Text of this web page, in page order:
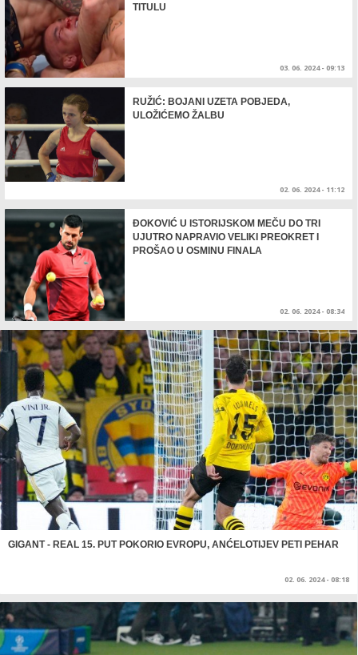
TITULU
03. 06. 2024 - 09:13
RUŽIĆ: BOJANI UZETA POBJEDA,
ULOŽIĆEMO ŽALBU
02. 06. 2024 - 11:12
ĐOKOVIĆ U ISTORIJSKOM MEČU DO TRI
UJUTRO NAPRAVIO VELIKI PREOKRET I
PROŠAO U OSMINU FINALA
02. 06. 2024 - 08:34
GIGANT - REAL 15. PUT POKORIO EVROPU, ANĆELOTIJEV PETI PEHAR
02. 06. 2024 - 08:18